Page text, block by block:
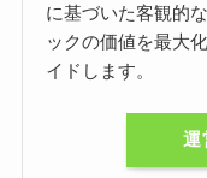
に基づいた客観的
ックの価値を最大
イドします。
運